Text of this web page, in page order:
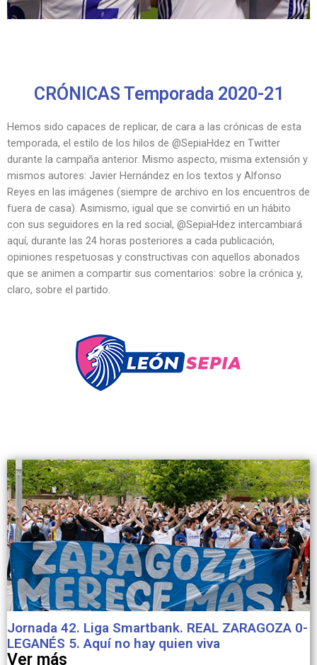
CRÓNICAS Temporada 2020-21
Hemos sido capaces de replicar, de cara a las crónicas de esta
temporada, el estilo de los hilos de @SepiaHdez en Twitter
durante la campaña anterior. Mismo aspecto, misma extensión y
mismos autores: Javier Hernández en los textos y Alfonso
Reyes en las imágenes (siempre de archivo en los encuentros de
fuera de casa). Asimismo, igual que se convirtió en un hábito
con sus seguidores en la red social, @SepiaHdez intercambiará
aquí, durante las 24 horas posteriores a cada publicación,
opiniones respetuosas y constructivas con aquellos abonados
que se animen a compartir sus comentarios: sobre la crónica y,
claro, sobre el partido.
Jornada 42. Liga Smartbank. REAL ZARAGOZA 0-
LEGANÉS 5. Aquí no hay quien viva
Ver más